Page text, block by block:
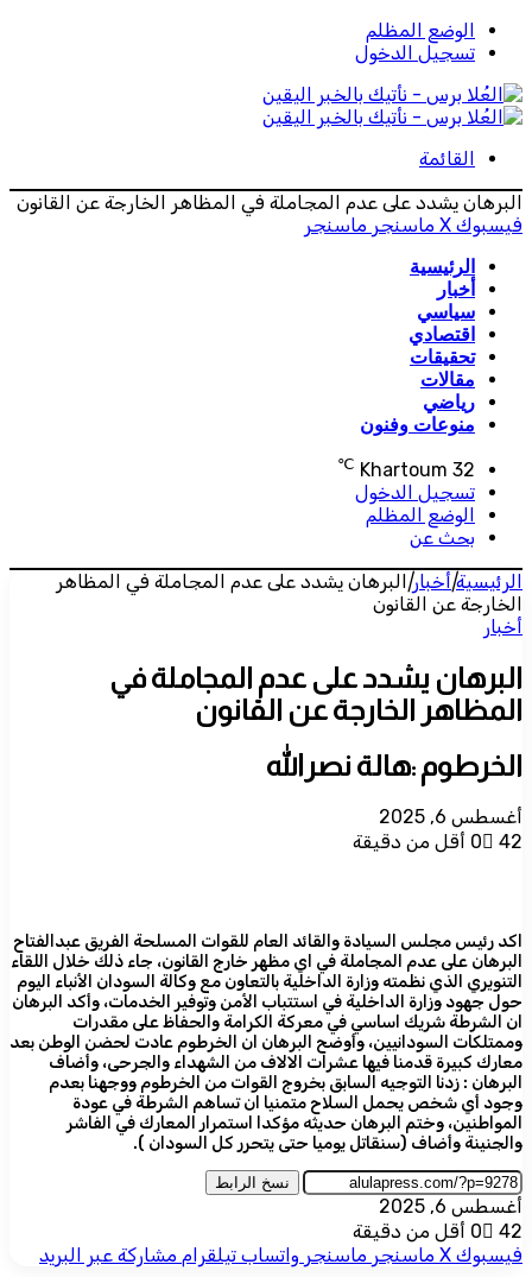
الوضع المظلم
تسجيل الدخول
القائمة
البرهان يشدد على عدم المجاملة في المظاهر الخارجة عن القانون
فيسبوك ‫X ماسنجر ماسنجر
الرئيسية
أخبار
سياسي
اقتصادي
تحقيقات
مقالات
رياضي
منوعات وفنون
Khartoum 32
℃
تسجيل الدخول
الوضع المظلم
بحث عن
الرئيسية|أخبار| البرهان يشدد على عدم المجاملة في المظاهر
الخارجة عن القانون
أخبار
البرهان يشدد على عدم المجاملة في
المظاهر الخارجة عن القانون
الخرطوم :هالة نصرالله
أغسطس 6, 2025
0
42 أقل من دقيقة
اكد رئيس مجلس السيادة والقائد العام للقوات المسلحة الفريق عبدالفتاح
البرهان على عدم المجاملة في اي مظهر خارج القانون، جاء ذلك خلال اللقاء
التنويري الذي نظمته وزارة الداخلية بالتعاون مع وكالة السودان الأنباء اليوم
حول جهود وزارة الداخلية في استتباب الأمن وتوفير الخدمات، وأكد البرهان
ان الشرطة شريك اساسي في معركة الكرامة والحفاظ على مقدرات
وممتلكات السودانيين، وأوضح البرهان ان الخرطوم عادت لحضن الوطن بعد
معارك كبيرة قدمنا فيها عشرات الالاف من الشهداء والجرحى، وأضاف
البرهان : زدنا التوجيه السابق بخروج القوات من الخرطوم ووجهنا بعدم
وجود أي شخص يحمل السلاح متمنيا ان تساهم الشرطة في عودة
المواطنين، وختم البرهان حديثه مؤكدا استمرار المعارك في الفاشر
والجنينة وأضاف (سنقاتل يوميا حتى يتحرر كل السودان ).
نسخ الرابط
أغسطس 6, 2025
0
42
أقل من دقيقة
فيسبوك ‫X ماسنجر ماسنجر واتساب تيلقرام مشاركة عبر البريد